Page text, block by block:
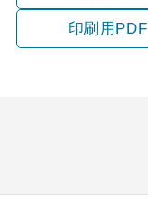
印刷用PDF